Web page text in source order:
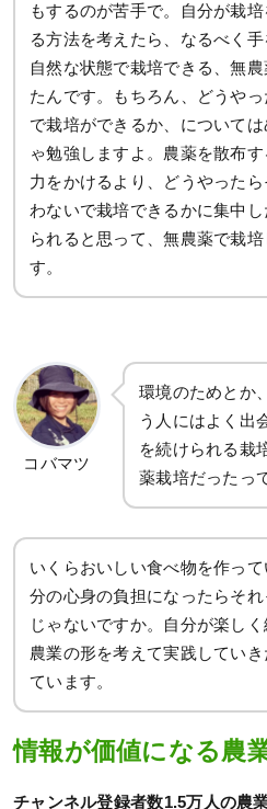
もするのが苦手で。自分が栽
る方法を考えたら、なるべく
自然な状態で栽培できる、無
たんです。もちろん、どうや
で栽培ができるか、については
ゃ勉強しますよ。農薬を散布
力をかけるより、どうやった
わないで栽培できるかに集中
られると思って、無農薬で栽培
す。
コバマツ
環境のためとか
う人にはよく出
を続けられる栽
薬栽培だったっ
いくらおいしい食べ物を作って
分の心身の負担になったらそ
じゃないですか。自分が楽し
農業の形を考えて実践していき
ています。
情報が価値になる農
チャンネル登録者数1.5万人の農